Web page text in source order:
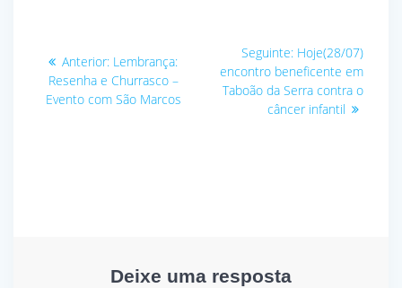
Anterior: Post
anterior:
Lembrança:
Resenha e Churrasco –
Evento com São Marcos
Seguinte: Post
seguinte:
Hoje(28/07)
encontro beneficente em
Taboão da Serra contra o
câncer infantil
Deixe uma resposta